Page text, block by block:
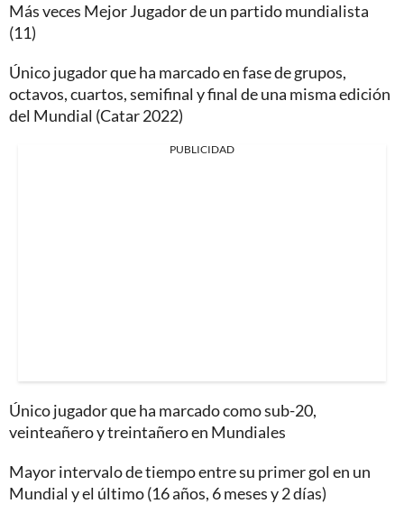
Más veces Mejor Jugador de un partido mundialista
(11)
Único jugador que ha marcado en fase de grupos,
octavos, cuartos, semifinal y final de una misma edición
del Mundial (Catar 2022)
PUBLICIDAD
Único jugador que ha marcado como sub-20,
veinteañero y treintañero en Mundiales
Mayor intervalo de tiempo entre su primer gol en un
Mundial y el último (16 años, 6 meses y 2 días)